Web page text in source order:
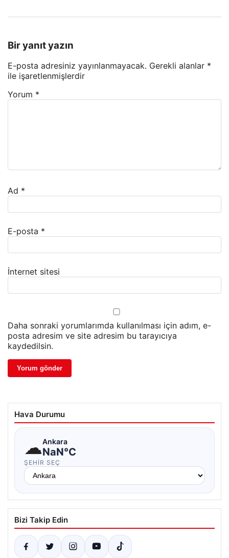
Bir yanıt yazın
E-posta adresiniz yayınlanmayacak. Gerekli alanlar *
ile işaretlenmişlerdir
Yorum *
Ad *
E-posta *
İnternet sitesi
Daha sonraki yorumlarımda kullanılması için adım, e-
posta adresim ve site adresim bu tarayıcıya
kaydedilsin.
Hava Durumu
☁Ankara
NaN°C
ŞEHIR SEÇ
Bizi Takip Edin